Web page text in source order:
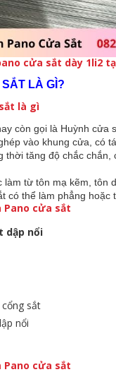
cửa sắt dày 1li2
LÀ GÌ?
là gì
còn gọi là Huỳnh cửa
vào khung cửa, có
thời tăng độ chắc chắn,
từ tôn mạ kẽm, tôn
có thể làm phẳng hoặc
Pano cửa sắt
dập nổi
sắt
nổi
cửa sắt